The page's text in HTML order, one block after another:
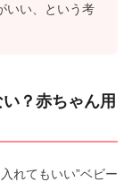
いい、という考
？赤ちゃん用
れてもいい”ベビー